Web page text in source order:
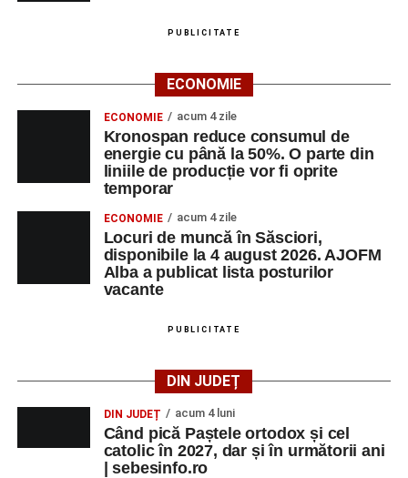
PUBLICITATE
ECONOMIE
ECONOMIE acum 4 zile
Kronospan reduce consumul de
energie cu până la 50%. O parte din
liniile de producție vor fi oprite
temporar
ECONOMIE acum 4 zile
Locuri de muncă în Săsciori,
disponibile la 4 august 2026. AJOFM
Alba a publicat lista posturilor
vacante
PUBLICITATE
DIN JUDEȚ
DIN JUDEȚ acum 4 luni
Când pică Paștele ortodox și cel
catolic în 2027, dar și în următorii ani
| sebesinfo.ro